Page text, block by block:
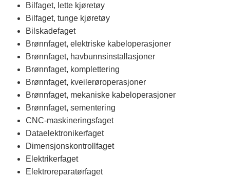
Bilfaget, lette kjøretøy
Bilfaget, tunge kjøretøy
Bilskadefaget
Brønnfaget, elektriske kabeloperasjoner
Brønnfaget, havbunnsinstallasjoner
Brønnfaget, komplettering
Brønnfaget, kveilerøroperasjoner
Brønnfaget, mekaniske kabeloperasjoner
Brønnfaget, sementering
CNC-maskineringsfaget
Dataelektronikerfaget
Dimensjonskontrollfaget
Elektrikerfaget
Elektroreparatørfaget